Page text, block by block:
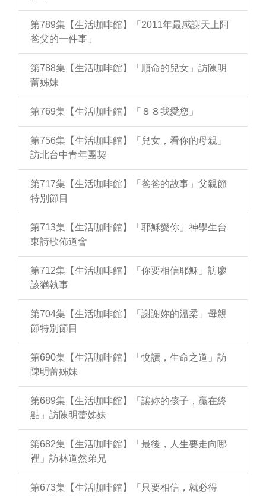
第789集【生活咖啡館】「2011年最感謝天上阿
爸父的一件事」
第788集【生活咖啡館】「順命的兒女」訪陳明
蕾姊妹
第769集【生活咖啡館】「８８我愛您」
第756集【生活咖啡館】「兒女，看你的母親」
訪北台中青年團契
第717集【生活咖啡館】「爸爸的故事」父親節
特別節目
第713集【生活咖啡館】「耶穌愛你」神學生台
東詩歌佈道會
第712集【生活咖啡館】「你要相信耶穌」訪廖
該猶執事
第704集【生活咖啡館】「謝謝妳的溫柔」母親
節特別節目
第690集【生活咖啡館】「悅讀，生命之道」訪
陳明蕾姊妹
第689集【生活咖啡館】「讓妳的孩子，贏在終
點」訪陳明蕾姊妹
第682集【生活咖啡館】「最後，人生要走向哪
裡」訪林道然弟兄
第673集【生活咖啡館】「只要相信，就必得